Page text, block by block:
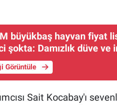
büyükbaş hayvan fiyat
şokta: Damızlık düve ve
Görüntüle
Sait Kocabay'ı